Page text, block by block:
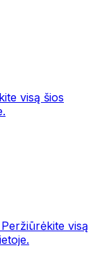
visą šios
Peržiūrėkite visą